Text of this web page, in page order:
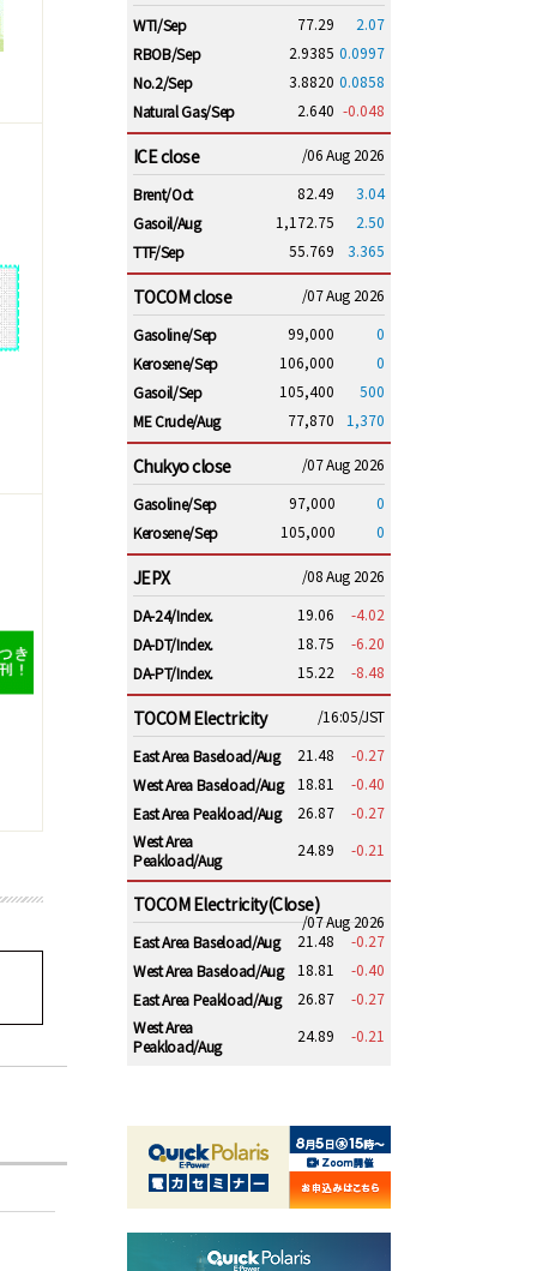
WTI/Sep
77.29
2.07
RBOB/Sep
2.9385 0.0997
No.2/Sep
3.8820 0.0858
Natural Gas/Sep
2.640 -0.048
ICE close
/06 Aug 2026
Brent/Oct
82.49
3.04
Gasoil/Aug
1,172.75
2.50
TTF/Sep
55.769 3.365
TOCOM close
/07 Aug 2026
Gasoline/Sep
99,000
0
Kerosene/Sep
106,000
0
Gasoil/Sep
105,400
500
ME Crude/Aug
77,870 1,370
Chukyo close
/07 Aug 2026
Gasoline/Sep
97,000
0
Kerosene/Sep
105,000 0
JEPX
/08 Aug 2026
DA-24/Index.
19.06
-4.02
DA-DT/Index.
18.75
-6.20
DA-PT/Index.
15.22 -8.48
TOCOM Electricity
/16:05/JST
East Area Baseload/Aug
21.48
-0.27
West Area Baseload/Aug
18.81
-0.40
East Area Peakload/Aug
26.87
-0.27
West Area
Peakload/Aug
24.89 -0.21
TOCOM Electricity(Close)
/07 Aug 2026
East Area Baseload/Aug
21.48
-0.27
West Area Baseload/Aug
18.81
-0.40
East Area Peakload/Aug
26.87
-0.27
West Area
Peakload/Aug
24.89 -0.21